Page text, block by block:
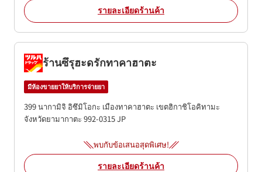
รายละเอียดร้านค้า
ร้านซึรุฮะดรักทาคาฮาตะ
มีห้องขายยาให้บริการจ่ายยา
399 นากามิจิ อิซึมิโอกะ เมืองทาคาฮาตะ เขตฮิกาชิโอคิทามะ
จังหวัดยามากาตะ 992-0315JP
พบกับข้อเสนอสุดพิเศษ!
รายละเอียดร้านค้า